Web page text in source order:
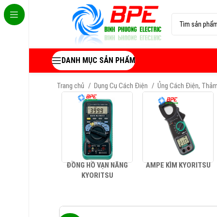
DANH MỤC SẢN PHẨM
Trang chủ Dụng Cụ Cách Điện Ủng Cách Điện,
ĐỒNG HỒ VẠN NĂNG
KYORITSU
AMPE KÌM KYORITSU